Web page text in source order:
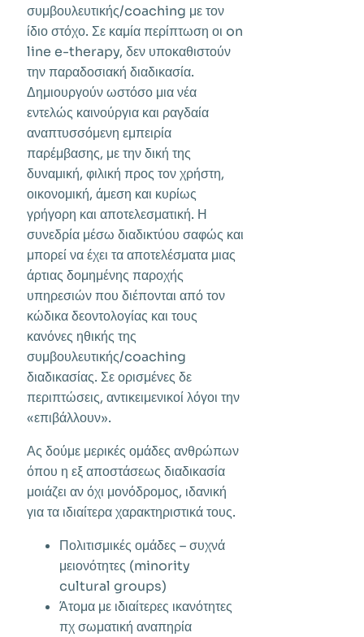
συμβουλευτικής/coaching με τον
ίδιο στόχο. Σε καμία περίπτωση οι on
line e-therapy, δεν υποκαθιστούν
την παραδοσιακή διαδικασία.
Δημιουργούν ωστόσο μια νέα
εντελώς καινούργια και ραγδαία
αναπτυσσόμενη εμπειρία
παρέμβασης, με την δική της
δυναμική, φιλική προς τον χρήστη,
οικονομική, άμεση και κυρίως
γρήγορη και αποτελεσματική. Η
συνεδρία μέσω διαδικτύου σαφώς και
μπορεί να έχει τα αποτελέσματα μιας
άρτιας δομημένης παροχής
υπηρεσιών που διέπονται από τον
κώδικα δεοντολογίας και τους
κανόνες ηθικής της
συμβουλευτικής/coaching
διαδικασίας. Σε ορισμένες δε
περιπτώσεις, αντικειμενικοί λόγοι την
«επιβάλλουν».
Ας δούμε μερικές ομάδες ανθρώπων
όπου η εξ αποστάσεως διαδικασία
μοιάζει αν όχι μονόδρομος, ιδανική
για τα ιδιαίτερα χαρακτηριστικά τους.
Πολιτισμικές ομάδες – συχνά
μειονότητες (minority
cultural groups)
Άτομα με ιδιαίτερες ικανότητες
πχ σωματική αναπηρία